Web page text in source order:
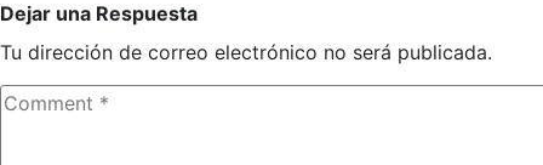
Dejar una Respuesta
Tu dirección de correo electrónico no será publicada.